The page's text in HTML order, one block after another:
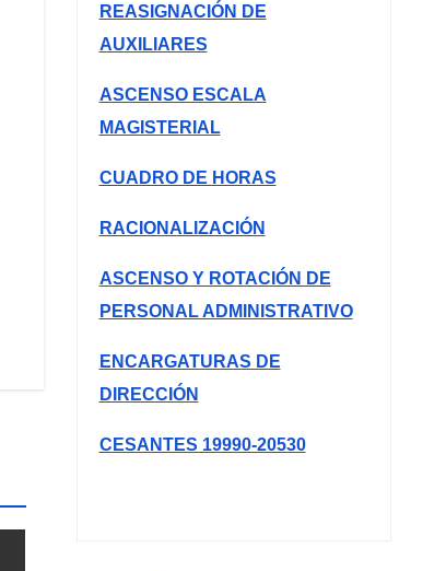
REASIGNACIÓN DE
AUXILIARES
ASCENSO ESCALA
MAGISTERIAL
CUADRO DE HORAS
RACIONALIZACIÓN
ASCENSO Y ROTACIÓN DE
PERSONAL ADMINISTRATIVO
ENCARGATURAS DE
DIRECCIÓN
CESANTES 19990-20530